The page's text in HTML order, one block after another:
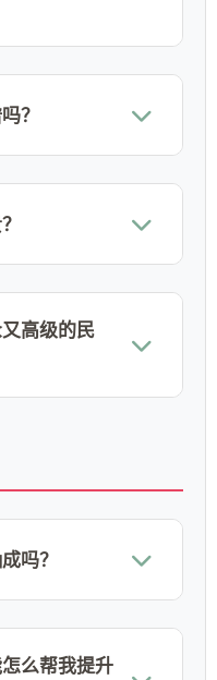
？
高级的民
吗？
么帮我提升